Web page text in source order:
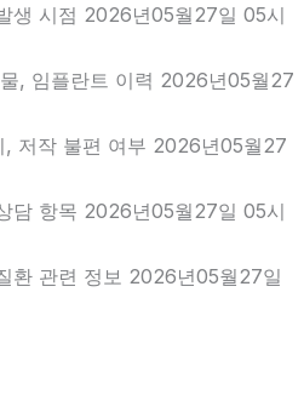
생 시점 2026년05월27일 05시
, 임플란트 이력 2026년05월27
, 저작 불편 여부 2026년05월27
담 항목 2026년05월27일 05시
환 관련 정보 2026년05월27일